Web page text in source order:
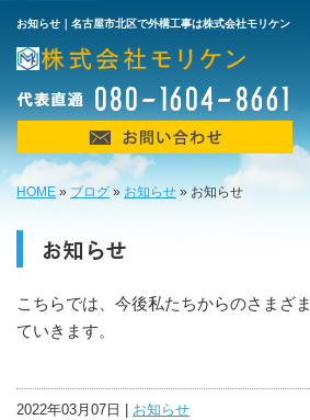
お知らせ｜名古屋市北区で外構工事は株式会社モリケン
HOME » ブログ » お知らせ » お知らせ
お知らせ
こちらでは、今後私たちからのさまざ
ていきます。
2022年03月07日 | お知らせ